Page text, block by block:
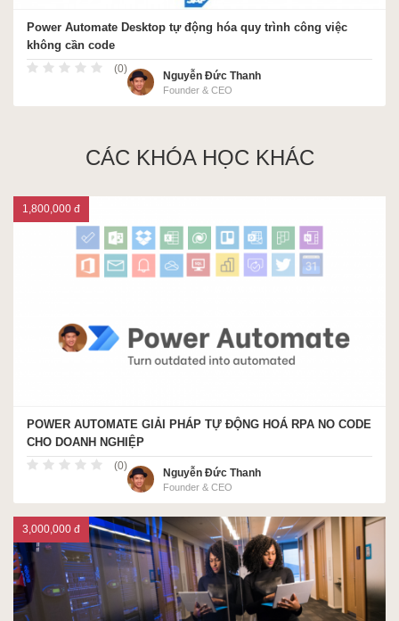
Power Automate Desktop tự động hóa quy trình công việc
không cần code
(0)
Nguyễn Đức Thanh
Founder & CEO
CÁC KHÓA HỌC KHÁC
POWER AUTOMATE GIẢI PHÁP TỰ ĐỘNG HOÁ RPA NO CODE
CHO DOANH NGHIỆP
(0)
Nguyễn Đức Thanh
Founder & CEO
1,800,000 đ
3,000,000 đ